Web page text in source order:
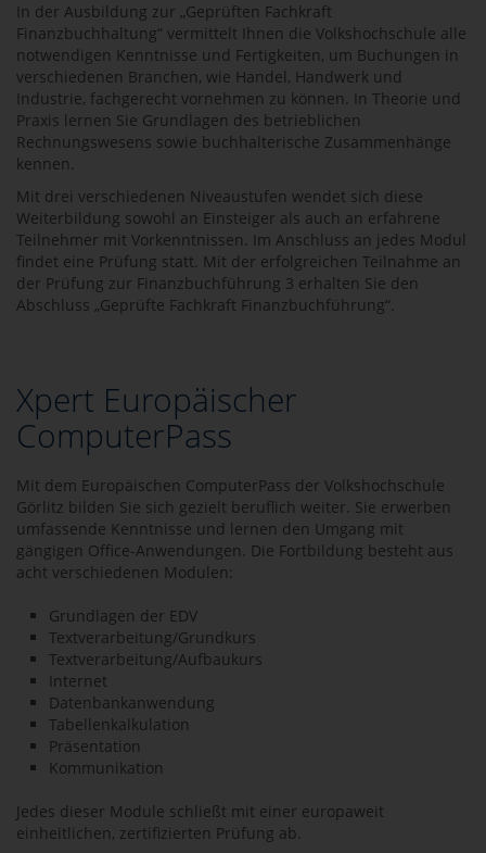
In der Ausbildung zur „Geprüften Fachkraft
Finanzbuchhaltung“ vermittelt Ihnen die Volkshochschule alle
notwendigen Kenntnisse und Fertigkeiten, um Buchungen in
verschiedenen Branchen, wie Handel, Handwerk und
Industrie, fachgerecht vornehmen zu können. In Theorie und
Praxis lernen Sie Grundlagen des betrieblichen
Rechnungswesens sowie buchhalterische Zusammenhänge
kennen.
Mit drei verschiedenen Niveaustufen wendet sich diese
Weiterbildung sowohl an Einsteiger als auch an erfahrene
Teilnehmer mit Vorkenntnissen. Im Anschluss an jedes Modul
findet eine Prüfung statt. Mit der erfolgreichen Teilnahme an
der Prüfung zur Finanzbuchführung 3 erhalten Sie den
Abschluss „Geprüfte Fachkraft Finanzbuchführung“.
Xpert Europäischer
ComputerPass
Mit dem Europäischen ComputerPass der Volkshochschule
Görlitz bilden Sie sich gezielt beruflich weiter. Sie erwerben
umfassende Kenntnisse und lernen den Umgang mit
gängigen Office-Anwendungen. Die Fortbildung besteht aus
acht verschiedenen Modulen:
Grundlagen der EDV
Textverarbeitung/Grundkurs
Textverarbeitung/Aufbaukurs
Internet
Datenbankanwendung
Tabellenkalkulation
Präsentation
Kommunikation
Jedes dieser Module schließt mit einer europaweit
einheitlichen, zertifizierten Prüfung ab.